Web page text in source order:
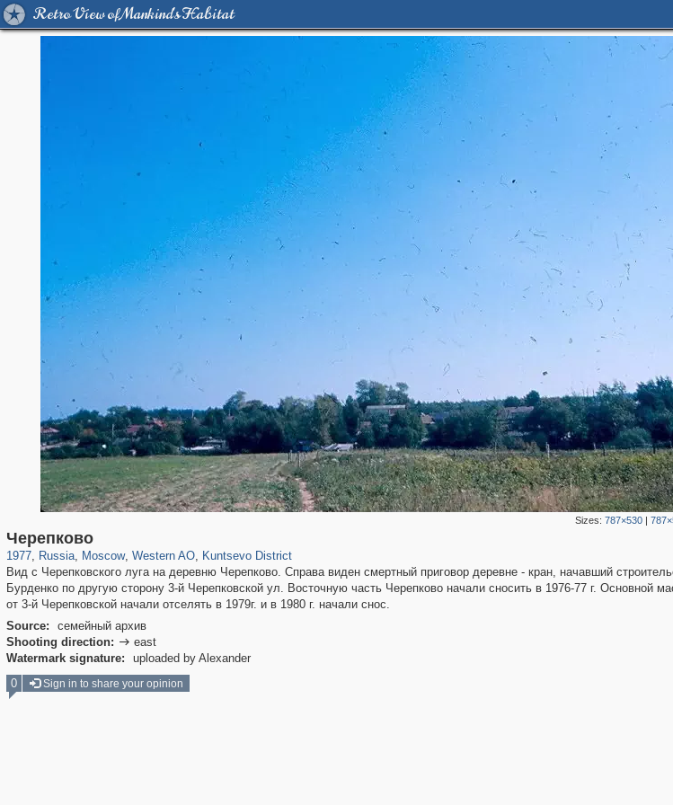
Retro View of Mankind's Habitat
Sizes:787×530 |
Черепково
1977, Russia
1,405,991
, Moscow
319,716 8,286
, Western AO, Kuntsevo District
Вид с Черепковского луга на деревню Черепково. Справа виден смертный приговор деревне - кран, начавший
Бурденко по другую сторону 3-й Черепковской ул. Восточную часть Черепково начали сносить в 1976-77 г. Основной
от 3-й Черепковской начали отселять в 1979г. и в 1980 г. начали снос.
Source:
семейный архив
Shooting direction:  east
Watermark signature:
uploaded by Alexander
0 Sign in to share your opinion